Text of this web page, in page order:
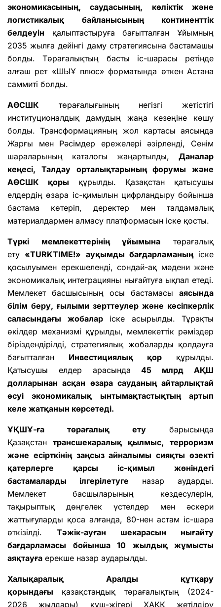
экономикасының, саудасының, көліктік және
логистикалық байланысының континенттік
белдеуін қалыптастыруға бағытталған Ұйымның
2035 жылға дейінгі даму стратегиясына бастамашы
болды. Төрағалықтың басты іс-шарасы ретінде
алғаш рет «ШЫҰ плюс» форматында өткен Астана
саммиті болды.
АӨСШК төрағалығының негізгі жетістігі
институционалдық дамудың жаңа кезеңіне көшу
болды. Трансформацияның жол картасы аясында
Жарғы мен Рәсімдер ережелері әзірленді, Сенім
шараларының каталогы жаңартылды, Даналар
кеңесі, Талдау орталықтарының форумы және
АӨСШК қоры құрылды. Қазақстан қатысушы
елдердің өзара іс-қимылын цифрландыру бойынша
бастама көтеріп, деректер мен талдамалық
материалдармен алмасу платформасын іске қосты.
Түркі мемлекеттерінің ұйымына төрағалық
ету «TURKTIME!» ауқымды бағдарламаныңіске
қосылуымен ерекшеленді, сондай-ақ мәдени және
экономикалық интеграцияны нығайтуға ықпал етеді.
Мемлекет басшысының осы бастамасы аясында
білім беру, ғылыми зерттеулер және кәсіпкерлік
саласындағы жобаларіске асырылды. Тұрақты
өкілдер механизмі құрылды, мемлекеттік рәміздер
біріздендірілді, стратегиялық жобаларды қолдауға
бағытталған Инвестициялық қор құрылды.
Қатысушы елдер арасында45 млрд АҚШ
долларынан асқан өзара сауданың айтарлықтай
өсуі экономикалық ынтымақтастықтың артып
келе жатқанын көрсетеді.
ҰҚШҰ-ға төрағалық ету барысында
Қазақстан трансшекаралық қылмыс, терроризм
және есірткінің заңсыз айналымы сияқты өзекті
қатерлерге қарсы іс-қимыл жөніндегі
бастамаларды ілгерілетуге назар аударды.
Мемлекет басшыларының кездесулерін,
тақырыптық дөңгелек үстелдер мен әскери
жаттығуларды қоса алғанда, 80-нен астам іс-шара
өткізілді. Тәжік-ауған шекарасын нығайту
бағдарламасы бойынша 10 жылдық жұмысты
аяқтауға ерекше назар аударылды.
Халықаралық Аралды құтқару
қорындағы қазақстандық төрағалықтың (2024-
2026 жылдары) күш-жігері ХАҚҚ жетілдіру